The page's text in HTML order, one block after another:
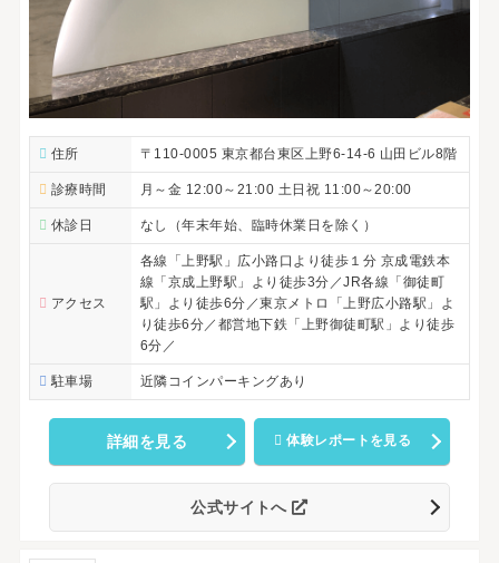
住所 〒110-0005 東京都台東区上野6-14-6 山田ビル8階
診療時間 月～金 12:00～21:00 土日祝 11:00～20:00
休診日 なし（年末年始、臨時休業日を除く）
アクセス
各線「上野駅」広小路口より徒歩１分 京成電鉄本
線「京成上野駅」より徒歩3分／JR各線「御徒町
駅」より徒歩6分／東京メトロ「上野広小路駅」よ
り徒歩6分／都営地下鉄「上野御徒町駅」より徒歩
6分／
駐車場 近隣コインパーキングあり
詳細を見る 体験レポートを見る
公式サイトへ